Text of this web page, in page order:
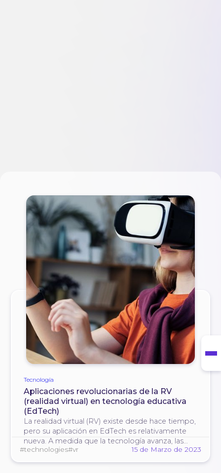
Tecnología
Aplicaciones revolucionarias de la RV
(realidad virtual) en tecnología educativa
(EdTech)
La realidad virtual (RV) existe desde hace tiempo,
pero su aplicación en EdTech es relativamente
nueva. A medida que la tecnología avanza, las
posibilidades para la educación se amplían.
#technologies#vr 15 de Marzo de 2023